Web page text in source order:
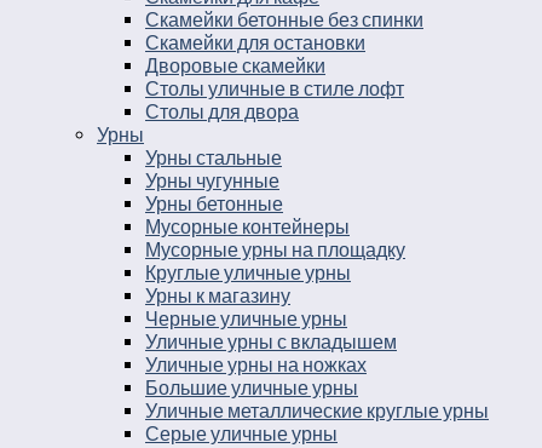
Скамейки бетонные без спинки
Скамейки для остановки
Дворовые скамейки
Столы уличные в стиле лофт
Столы для двора
Урны
Урны стальные
Урны чугунные
Урны бетонные
Мусорные контейнеры
Мусорные урны на площадку
Круглые уличные урны
Урны к магазину
Черные уличные урны
Уличные урны с вкладышем
Уличные урны на ножках
Большие уличные урны
Уличные металлические круглые урны
Серые уличные урны